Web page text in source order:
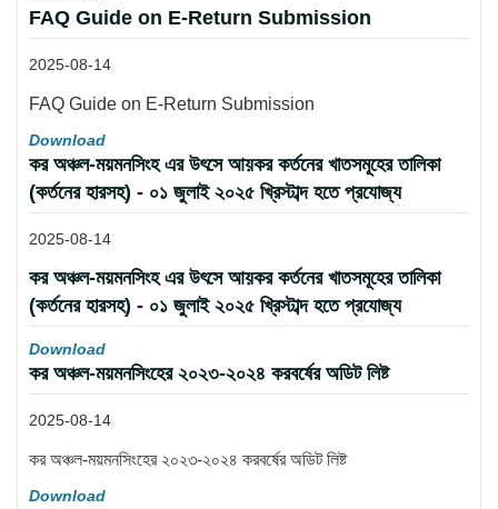
FAQ Guide on E-Return Submission
2025-08-14
FAQ Guide on E-Return Submission
Download
কর অঞ্চল-ময়মনসিংহ এর উৎসে আয়কর কর্তনের খাতসমূহের তালিকা
(কর্তনের হারসহ) - ০১ জুলাই ২০২৫ খ্রিস্টাব্দ হতে প্রযোজ্য
2025-08-14
কর অঞ্চল-ময়মনসিংহ এর উৎসে আয়কর কর্তনের খাতসমূহের তালিকা
(কর্তনের হারসহ) - ০১ জুলাই ২০২৫ খ্রিস্টাব্দ হতে প্রযোজ্য
Download
কর অঞ্চল-ময়মনসিংহের ২০২৩-২০২৪ করবর্ষের অডিট লিষ্ট
2025-08-14
কর অঞ্চল-ময়মনসিংহের ২০২৩-২০২৪ করবর্ষের অডিট লিষ্ট
Download